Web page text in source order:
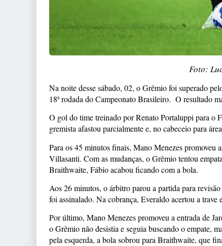
Foto:
Na noite desse sábado, 02, o Grêmio foi superado
18ª rodada do Campeonato Brasileiro. O resultado
O gol do time treinado por Renato Portaluppi para o
gremista afastou parcialmente e, no cabeceio para
Para os 45 minutos finais, Mano Menezes promoveu
Villasanti. Com as mudanças, o Grêmio tentou
Braithwaite, Fábio acabou ficando com a bola.
Aos 26 minutos, o árbitro parou a partida para
foi assinalado. Na cobrança, Everaldo acertou a
Por último, Mano Menezes promoveu a entrada de
o Grêmio não desistia e seguia buscando o empate,
pela esquerda, a bola sobrou para Braithwaite, que